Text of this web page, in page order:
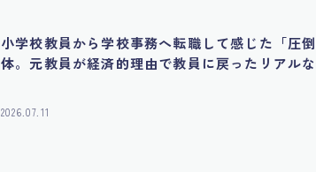
小学校教員から学校事務へ転職して感じた「圧
体。元教員が経済的理由で教員に戻ったリアル
2026.07.11